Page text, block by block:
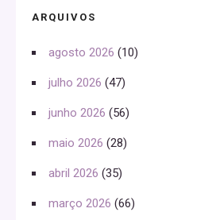
ARQUIVOS
agosto 2026 (10)
julho 2026 (47)
junho 2026 (56)
maio 2026 (28)
abril 2026 (35)
março 2026 (66)